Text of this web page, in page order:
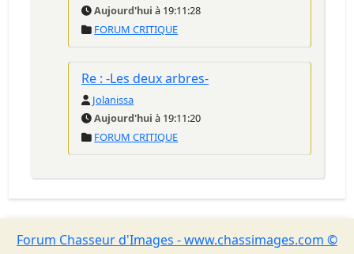
Aujourd'hui à 19:11:28
FORUM CRITIQUE
Re : -Les deux arbres-
Jolanissa
Aujourd'hui à 19:11:20
FORUM CRITIQUE
Forum Chasseur d'Images - www.chassimages.com ©